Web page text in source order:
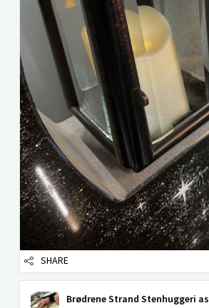
SHARE
Brødrene Strand Stenhuggeri as